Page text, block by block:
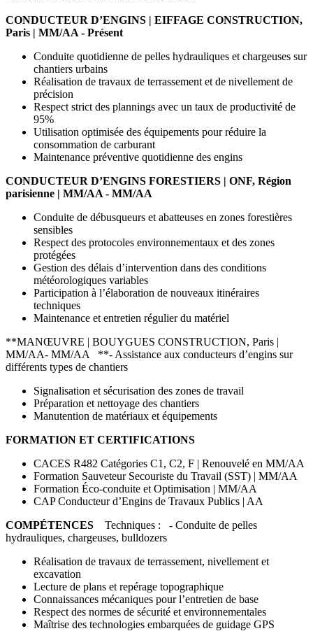
CONDUCTEUR D’ENGINS | EIFFAGE CONSTRUCTION,
Paris | MM/AA - Présent
Conduite quotidienne de pelles hydrauliques et chargeuses sur
chantiers urbains
Réalisation de travaux de terrassement et de nivellement de
précision
Respect strict des plannings avec un taux de productivité de
95%
Utilisation optimisée des équipements pour réduire la
consommation de carburant
Maintenance préventive quotidienne des engins
CONDUCTEUR D’ENGINS FORESTIERS | ONF, Région
parisienne | MM/AA - MM/AA
Conduite de débusqueurs et abatteuses en zones forestières
sensibles
Respect des protocoles environnementaux et des zones
protégées
Gestion des délais d’intervention dans des conditions
météorologiques variables
Participation à l’élaboration de nouveaux itinéraires
techniques
Maintenance et entretien régulier du matériel
**MANŒUVRE | BOUYGUES CONSTRUCTION, Paris |
MM/AA- MM/AA **- Assistance aux conducteurs d’engins sur
différents types de chantiers
Signalisation et sécurisation des zones de travail
Préparation et nettoyage des chantiers
Manutention de matériaux et équipements
FORMATION ET CERTIFICATIONS
CACES R482 Catégories C1, C2, F | Renouvelé en MM/AA
Formation Sauveteur Secouriste du Travail (SST) | MM/AA
Formation Éco-conduite et Optimisation | MM/AA
CAP Conducteur d’Engins de Travaux Publics | AA
COMPÉTENCES
Techniques : - Conduite de pelles
hydrauliques, chargeuses, bulldozers
Réalisation de travaux de terrassement, nivellement et
excavation
Lecture de plans et repérage topographique
Connaissances mécaniques pour l’entretien de base
Respect des normes de sécurité et environnementales
Maîtrise des technologies embarquées de guidage GPS